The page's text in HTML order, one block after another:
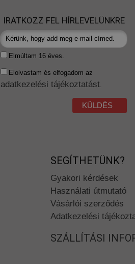
IRATKOZZ FEL HÍRLEVELÜNKRE
Elmúltam 16 éves.
Elolvastam és elfogadom az
adatkezelési tájékoztatást
KÜLDÉS
SEGÍTHETÜNK?
Gyakori kérdések
Használati útmutató
Vásárlói szerződés
Adatkezelési
SZÁLLÍTÁSI